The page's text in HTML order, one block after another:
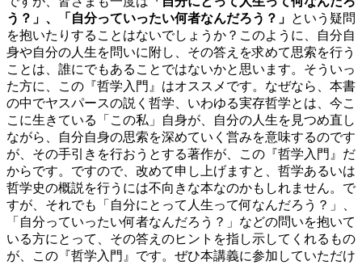
う？」、「自分っていったい何者なんだろう？」 という疑問
を抱いたりすることはないでしょうか？このように、自分自
身や自分の人生を問いに附し、その答えを求めて思索を行う
ことは、誰にでもあることではないかと思います。そういっ
た方に、この『哲学入門』はオススメです。なぜなら、本書
の中でヤスパースの説く哲学、いわゆる実存哲学とは、今こ
こに生きている「この私」自身が、自分の人生を見つめ直し
ながら、自分自身の思索を深めていく営みを意味するのです
が、その手引きを行おうとする著作が、この『哲学入門』だ
からです。ですので、改めて申し上げますと、哲学あるいは
哲学史の概説を行うには不向きな本なのかもしれません。で
すが、それでも「自分にとって人生って何なんだろう？」、
「自分っていったい何者なんだろう？」などの問いを抱いて
いる方にとって、その答えのヒントを指し示してくれるもの
が、この『哲学入門』です。ぜひ本講義に参加していただけ